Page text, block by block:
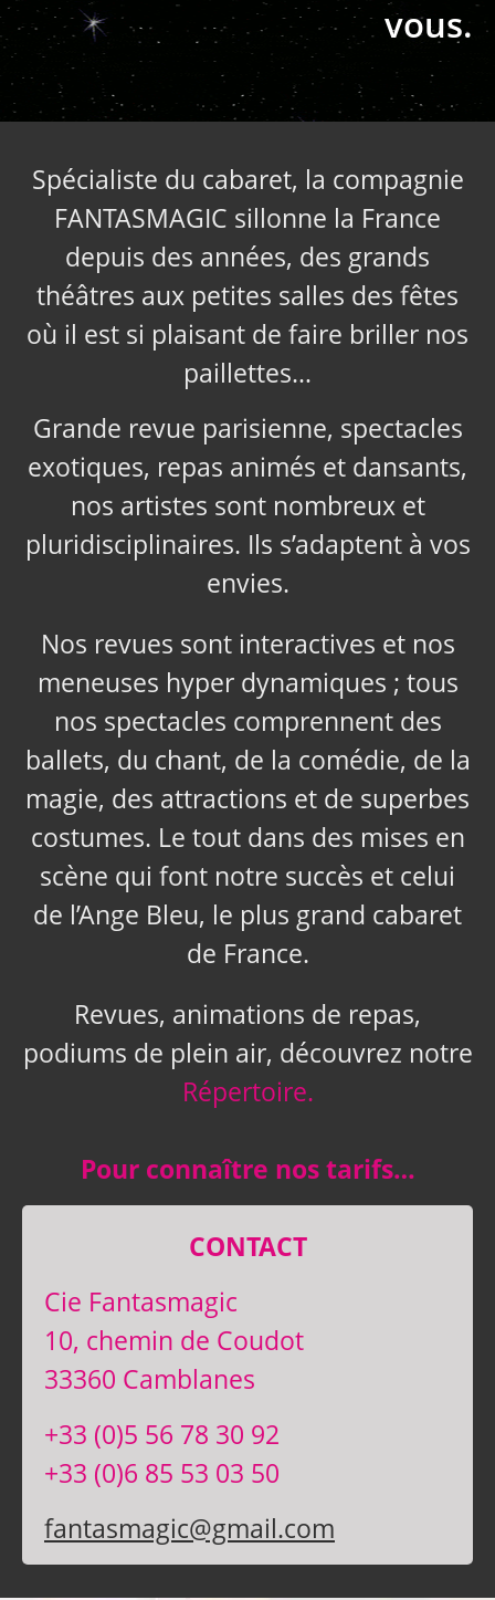
vous.
Spécialiste du cabaret, la compagnie
FANTASMAGIC sillonne la France
depuis des années, des grands
théâtres aux petites salles des fêtes
où il est si plaisant de faire briller nos
paillettes…
Grande revue parisienne, spectacles
exotiques, repas animés et dansants,
nos artistes sont nombreux et
pluridisciplinaires. Ils s’adaptent à vos
envies.
Nos revues sont interactives et nos
meneuses hyper dynamiques ; tous
nos spectacles comprennent des
ballets, du chant, de la comédie, de la
magie, des attractions et de superbes
costumes. Le tout dans des mises en
scène qui font notre succès et celui
de l’Ange Bleu, le plus grand cabaret
de France.
Revues, animations de repas,
podiums de plein air, découvrez notre
Répertoire.
Pour connaître nos tarifs…
CONTACT
Cie Fantasmagic
10, chemin de Coudot
33360 Camblanes
+33 (0)5 56 78 30 92
+33 (0)6 85 53 03 50
fantasmagic@gmail.com